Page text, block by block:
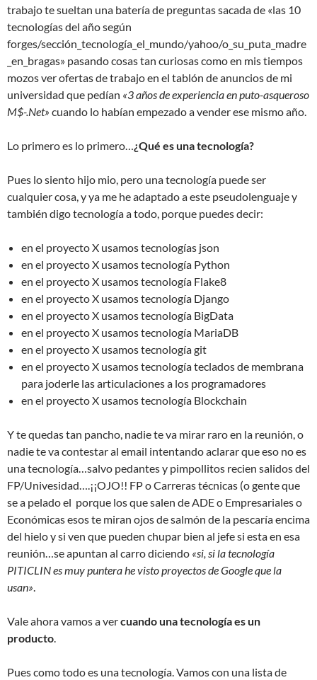
trabajo te sueltan una batería de preguntas sacada de «las 10
tecnologías del año según
forges/sección_tecnología_el_mundo/yahoo/o_su_puta_madre
_en_bragas» pasando cosas tan curiosas como en mis tiempos
mozos ver ofertas de trabajo en el tablón de anuncios de mi
universidad que pedían «3 años de experiencia en puto-asqueroso
M$-.Net» cuando lo habían empezado a vender ese mismo año.
Lo primero es lo primero…¿Qué es una tecnología?
Pues lo siento hijo mio, pero una tecnología puede ser
cualquier cosa, y ya me he adaptado a este pseudolenguaje y
también digo tecnología a todo, porque puedes decir:
en el proyecto X usamos tecnologías json
en el proyecto X usamos tecnología Python
en el proyecto X usamos tecnología Flake8
en el proyecto X usamos tecnología Django
en el proyecto X usamos tecnología BigData
en el proyecto X usamos tecnología MariaDB
en el proyecto X usamos tecnología git
en el proyecto X usamos tecnología teclados de membrana
para joderle las articulaciones a los programadores
en el proyecto X usamos tecnología Blockchain
Y te quedas tan pancho, nadie te va mirar raro en la reunión, o
nadie te va contestar al email intentando aclarar que eso no es
una tecnología…salvo pedantes y pimpollitos recien salidos del
FP/Univesidad….¡¡OJO!! FP o Carreras técnicas (o gente que
se a pelado el porque los que salen de ADE o Empresariales o
Económicas esos te miran ojos de salmón de la pescaría encima
del hielo y si ven que pueden chupar bien al jefe si esta en esa
reunión…se apuntan al carro diciendo «si, si la tecnología
PITICLIN es muy puntera he visto proyectos de Google que la
usan».
Vale ahora vamos a vercuando una tecnología es un
producto.
Pues como todo es una tecnología. Vamos con una lista de